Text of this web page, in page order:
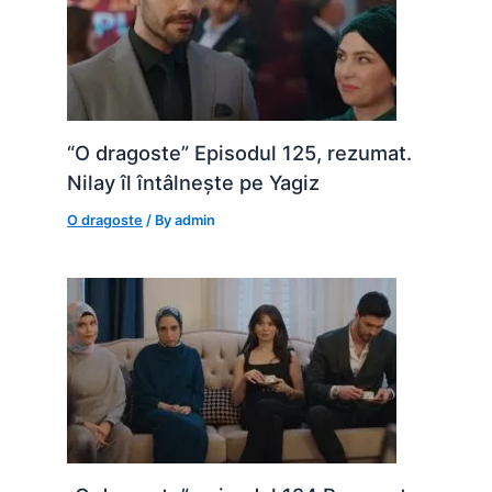
“O dragoste” Episodul 125, rezumat.
Nilay îl întâlnește pe Yagiz
O dragoste / Byadmin